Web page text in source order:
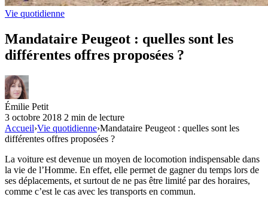
Vie quotidienne
Mandataire Peugeot : quelles sont les
différentes offres proposées ?
Émilie Petit
3 octobre 2018 2 min de lecture
Accueil›Vie quotidienne›Mandataire Peugeot : quelles sont les
différentes offres proposées ?
La voiture est devenue un moyen de locomotion indispensable dans
la vie de l’Homme. En effet, elle permet de gagner du temps lors de
ses déplacements, et surtout de ne pas être limité par des horaires,
comme c’est le cas avec les transports en commun.